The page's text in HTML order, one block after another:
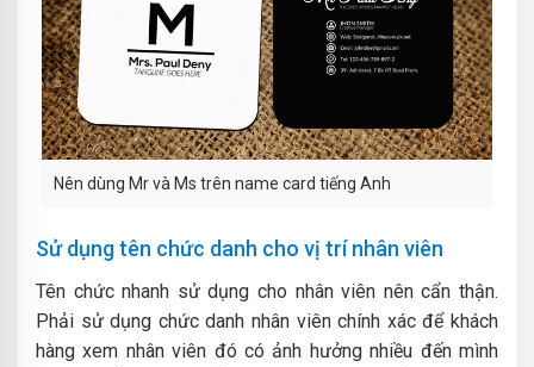
Nên dùng Mr và Ms trên name card tiếng Anh
Sử dụng tên chức danh cho vị trí nhân viên
Tên chức nhanh sử dụng cho nhân viên nên cẩn thận.
Phải sử dụng chức danh nhân viên chính xác để khách
hàng xem nhân viên đó có ảnh hưởng nhiều đến mình